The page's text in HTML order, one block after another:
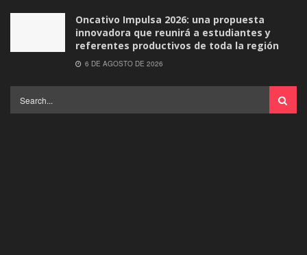
Oncativo Impulsa 2026: una propuesta
innovadora que reunirá a estudiantes y
referentes productivos de toda la región
6 DE AGOSTO DE 2026